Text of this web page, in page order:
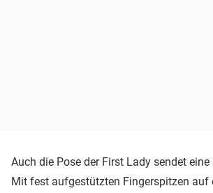
Auch die Pose der First Lady sendet
Mit fest aufgestützten Fingerspitzen auf